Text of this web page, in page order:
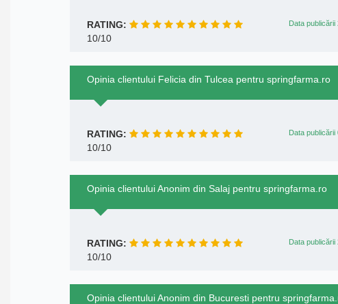
RATING: Data
10/10
Opinia clientului Felicia din Tulcea pentru springfarma.ro
RATING: Data
10/10
Opinia clientului Anonim din Salaj pentru springfarma.ro
RATING: Data
10/10
Opinia clientului Anonim din Bucuresti pentru